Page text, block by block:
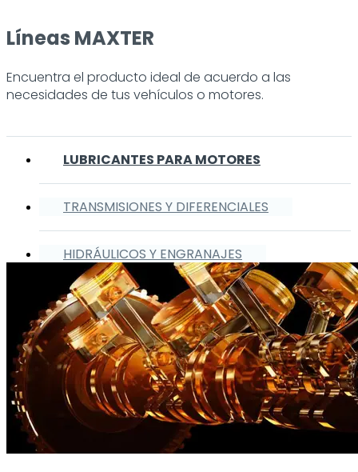
Líneas MAXTER
Encuentra el producto ideal de acuerdo a las
necesidades de tus vehículos o motores.
LUBRICANTES PARA MOTORES
TRANSMISIONES Y DIFERENCIALES
HIDRÁULICOS Y ENGRANAJES